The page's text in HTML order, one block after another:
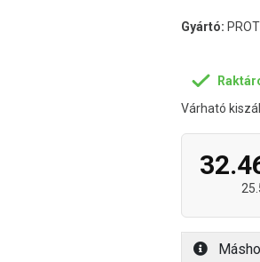
Gyártó:
Várható